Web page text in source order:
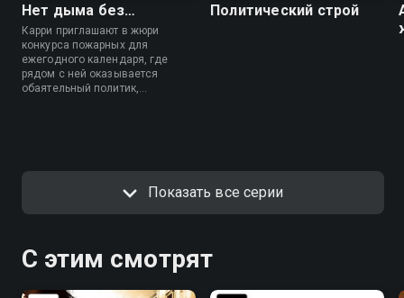
Нет дыма без…
Карри приглашают в жюри
конкурса пожарных для
ежегодного календаря, где
рядом с ней оказывается
обаятельный политик,
конкурсантов.
Политический строй
Показать все серии
С этим смотрят